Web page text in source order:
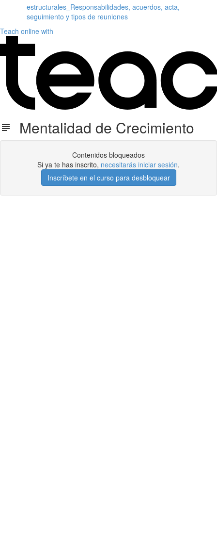
estructurales_Responsabilidades, acuerdos, acta,
seguimiento y tipos de reuniones
Teach online with
Mentalidad de Crecimiento
Contenidos bloqueados
Si ya te has inscrito, necesitarás iniciar sesión.
Inscríbete en el curso para desbloquear